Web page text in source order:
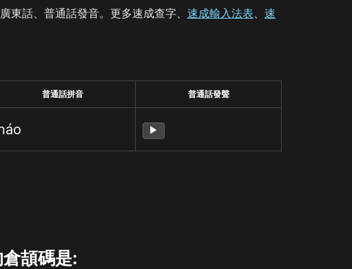
東話、普通話發音。更多速成查字、 速成輸入法表、 速
普通話拼音 普通話發聲
▶
頡碼是: